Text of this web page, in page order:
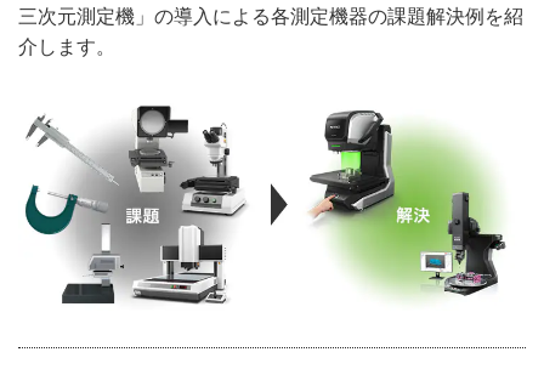
三次元測定機」の導入による各測定機器の課題解決例を紹
介します。